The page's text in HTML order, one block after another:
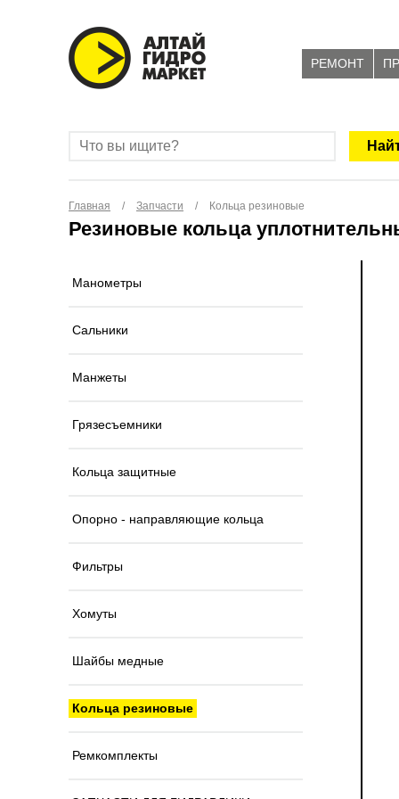
РЕМОНТ
Главная / Запчасти / Кольца резиновые
Резиновые кольца
Манометры
Сальники
Манжеты
Грязесъемники
Кольца защитные
Опорно - направляющие кольца
Фильтры
Хомуты
Шайбы медные
Кольца резиновые
Ремкомплекты